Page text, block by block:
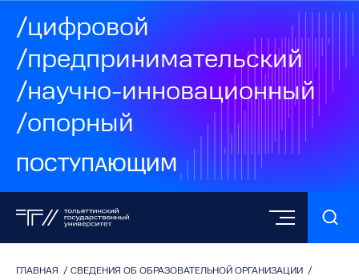
/цифровой
/предпринимательский
/научно-инновационный
/опорный
ПОСТУПАЮЩИМ
ГЛАВНАЯ / СВЕДЕНИЯ ОБ ОБРАЗОВАТЕЛЬНОЙ ОРГАНИЗАЦИИ /